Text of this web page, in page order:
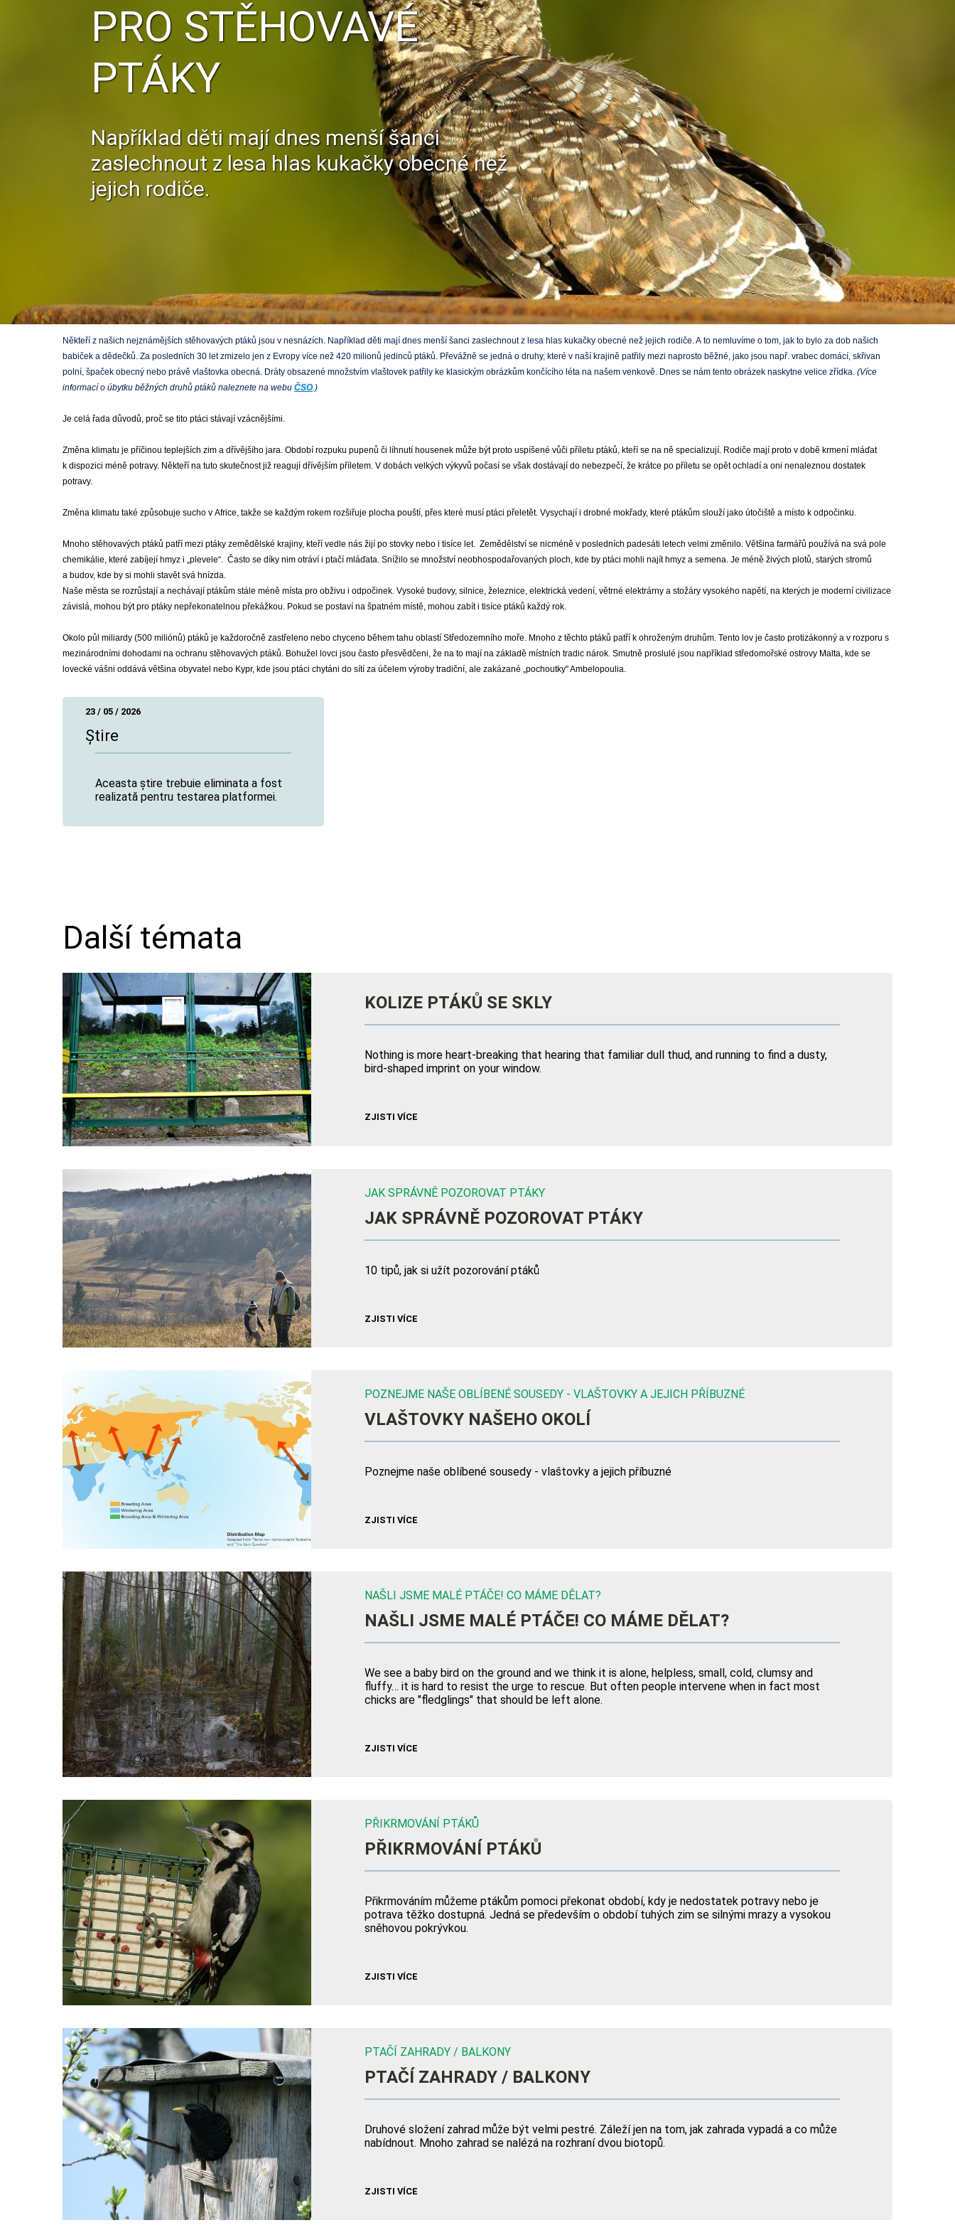
PRO STĚHOVAVÉ
PTÁKY
Například děti mají dnes menší šanci
zaslechnout z lesa hlas kukačky obecné než
jejich rodiče.
Někteří z našich nejznámějších stěhovavých ptáků jsou v nesnázích. Například děti mají dnes menší šanci zaslechnout z lesa hlas kukačky obecné než jejich rodiče. A to nemluvíme o tom, jak to bylo za dob našich
babiček a dědečků. Za posledních 30 let zmizelo jen z Evropy více než 420 milionů jedinců ptáků. Převážně se jedná o druhy, které v naší krajině patřily mezi naprosto běžné, jako jsou např. vrabec domácí, skřivan
polní, špaček obecný nebo právě vlaštovka obecná. Dráty obsazené množstvím vlaštovek patřily ke klasickým obrázkům končícího léta na našem venkově. Dnes se nám tento obrázek naskytne velice zřídka. (Více
informací o úbytku běžných druhů ptáků naleznete na webu ČSO.)
Je celá řada důvodů, proč se tito ptáci stávají vzácnějšími.
Změna klimatu je příčinou teplejších zim a dřívějšího jara. Období rozpuku pupenů či líhnutí housenek může být proto uspíšené vůči příletu ptáků, kteří se na ně specializují. Rodiče mají proto v době krmení mláďat
k dispozici méně potravy. Někteří na tuto skutečnost již reagují dřívějším příletem. V dobách velkých výkyvů počasí se však dostávají do nebezpečí, že krátce po příletu se opět ochladí a oni nenaleznou dostatek
potravy.
Změna klimatu také způsobuje sucho v Africe, takže se každým rokem rozšiřuje plocha pouští, přes které musí ptáci přeletět. Vysychají i drobné mokřady, které ptákům slouží jako útočiště a místo k odpočinku.
Mnoho stěhovavých ptáků patří mezi ptáky zemědělské krajiny, kteří vedle nás žijí po stovky nebo i tisíce let. Zemědělství se nicméně v posledních padesáti letech velmi změnilo. Většina farmářů používá na svá pole
chemikálie, které zabíjejí hmyz i „plevele“. Často se díky nim otráví i ptačí mláďata. Snížilo se množství neobhospodařovaných ploch, kde by ptáci mohli najít hmyz a semena. Je méně živých plotů, starých stromů
a budov, kde by si mohli stavět svá hnízda.
Naše města se rozrůstají a nechávají ptákům stále méně místa pro obživu i odpočinek. Vysoké budovy, silnice, železnice, elektrická vedení, větrné elektrárny a stožáry vysokého napětí, na kterých je moderní civilizace
závislá, mohou být pro ptáky nepřekonatelnou překážkou. Pokud se postaví na špatném místě, mohou zabít i tisíce ptáků každý rok.
Okolo půl miliardy (500 miliónů) ptáků je každoročně zastřeleno nebo chyceno během tahu oblastí Středozemního moře. Mnoho z těchto ptáků patří k ohroženým druhům. Tento lov je často protizákonný a v rozporu s
mezinárodními dohodami na ochranu stěhovavých ptáků. Bohužel lovci jsou často přesvědčeni, že na to mají na základě místních tradic nárok. Smutně proslulé jsou například středomořské ostrovy Malta, kde se
lovecké vášni oddává většina obyvatel nebo Kypr, kde jsou ptáci chytáni do sítí za účelem výroby tradiční, ale zakázané „pochoutky" Ambelopoulia.
23 / 05 / 2026
Știre
Aceasta știre trebuie eliminata a fost
realizată pentru testarea platformei.
Další témata
KOLIZE PTÁKŮ SE SKLY
Nothing is more heart-breaking that hearing that familiar dull thud, and running to find a dusty,
bird-shaped imprint on your window.
ZJISTI VÍCE
JAK SPRÁVNĚ POZOROVAT PTÁKY
JAK SPRÁVNĚ POZOROVAT PTÁKY
10 tipů, jak si užít pozorování ptáků
ZJISTI VÍCE
POZNEJME NAŠE OBLÍBENÉ SOUSEDY - VLAŠTOVKY A JEJICH PŘÍBUZNÉ
VLAŠTOVKY NAŠEHO OKOLÍ
Poznejme naše oblíbené sousedy - vlaštovky a jejich příbuzné
ZJISTI VÍCE
NAŠLI JSME MALÉ PTÁČE! CO MÁME DĚLAT?
NAŠLI JSME MALÉ PTÁČE! CO MÁME DĚLAT?
We see a baby bird on the ground and we think it is alone, helpless, small, cold, clumsy and
fluffy… it is hard to resist the urge to rescue. But often people intervene when in fact most
chicks are "fledglings" that should be left alone.
ZJISTI VÍCE
PŘIKRMOVÁNÍ PTÁKŮ
PŘIKRMOVÁNÍ PTÁKŮ
Přikrmováním můžeme ptákům pomoci překonat období, kdy je nedostatek potravy nebo je
potrava těžko dostupná. Jedná se především o období tuhých zim se silnými mrazy a vysokou
sněhovou pokrývkou.
ZJISTI VÍCE
PTAČÍ ZAHRADY / BALKONY
PTAČÍ ZAHRADY / BALKONY
Druhové složení zahrad může být velmi pestré. Záleží jen na tom, jak zahrada vypadá a co může
nabídnout. Mnoho zahrad se nalézá na rozhraní dvou biotopů.
ZJISTI VÍCE